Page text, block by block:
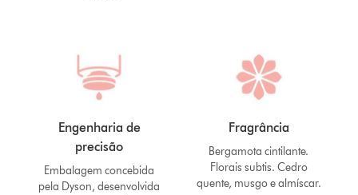
Engenharia de
precisão
Embalagem concebida
pela Dyson, desenvolvida
Fragrância
Bergamota cintilante.
Florais subtis. Cedro
quente, musgo e almíscar.